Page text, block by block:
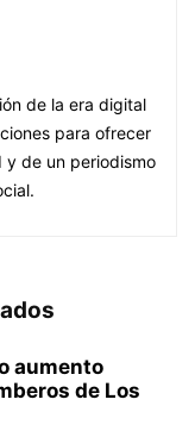
de la era digital
para ofrecer
de un periodismo
aumento
de Los